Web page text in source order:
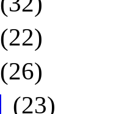
(22)
(26)
(23)